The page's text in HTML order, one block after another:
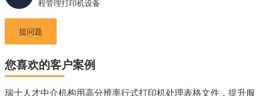
程管理打印机设备
提问题
您喜欢的客户案例
瑞士人才中介机构用高分辨率行式打印机处理表格文件，提升服